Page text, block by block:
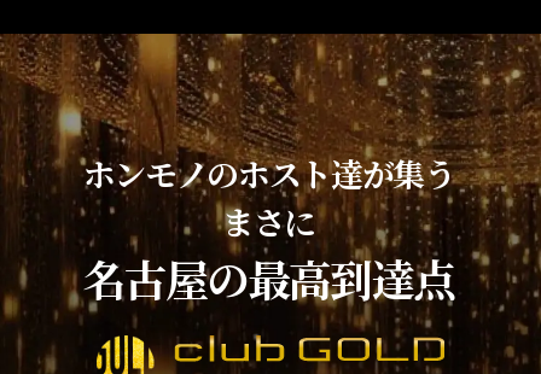
ホンモノのホスト達が集う
まさに
名古屋の最高到達点